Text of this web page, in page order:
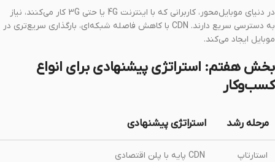
در دنیای موبایل‌محور، کاربرانی که با اینترنت 4G یا حتی 3G کار می‌کنند، نیاز
به دسترسی سریع دارند. CDN با کاهش فاصله شبکه‌ای، بارگذاری سریع‌تری در
موبایل ایجاد می‌کند.
بخش هفتم: استراتژی پیشنهادی برای انواع
کسب‌وکار
مرحله رشد استراتژی پیشنهادی
استارتاپ CDN پایه با پلن اقتصادی